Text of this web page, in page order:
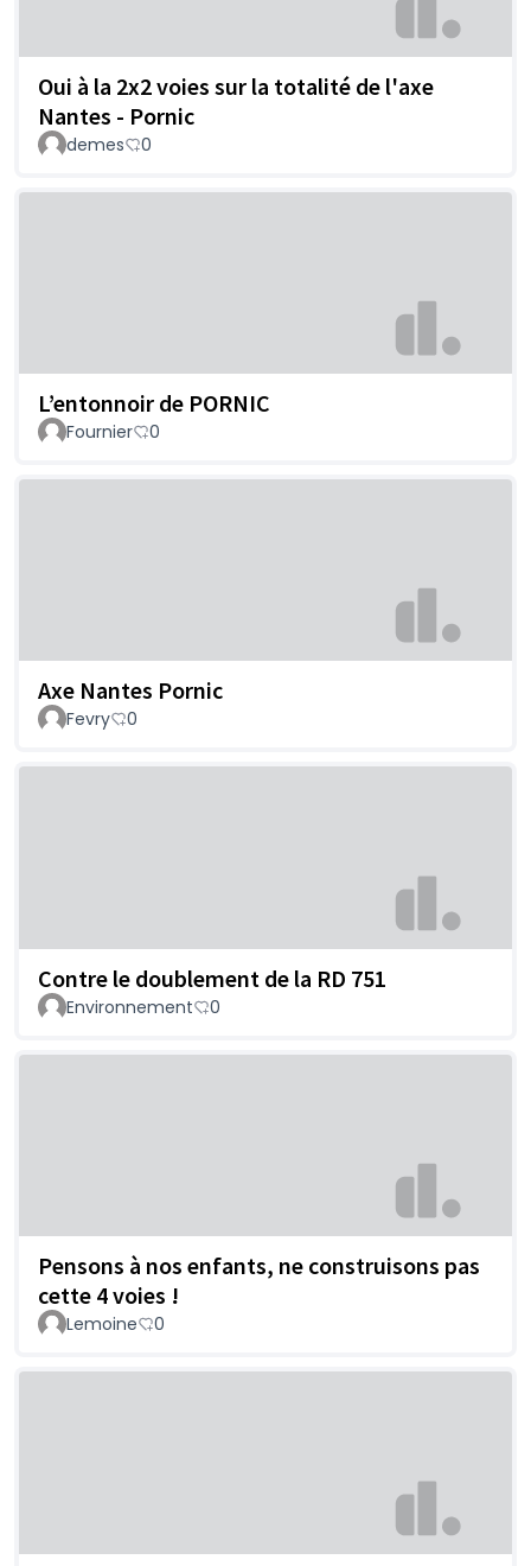
Oui à la 2x2 voies sur la totalité de l'axe
Nantes - Pornic
demes 0
L’entonnoir de PORNIC
Fournier 0
Axe Nantes Pornic
Fevry 0
Contre le doublement de la RD 751
Environnement 0
Pensons à nos enfants, ne construisons pas
cette 4 voies !
Lemoine 0